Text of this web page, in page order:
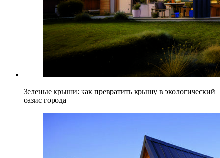
Зеленые крыши: как превратить крышу в экологический
оазис города